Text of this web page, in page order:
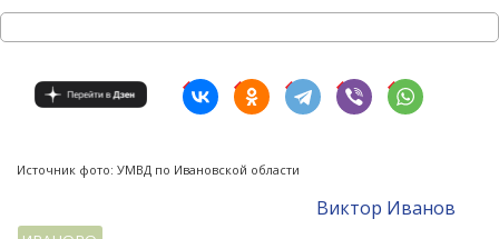
Источник фото: УМВД по Ивановской области
Виктор Иванов